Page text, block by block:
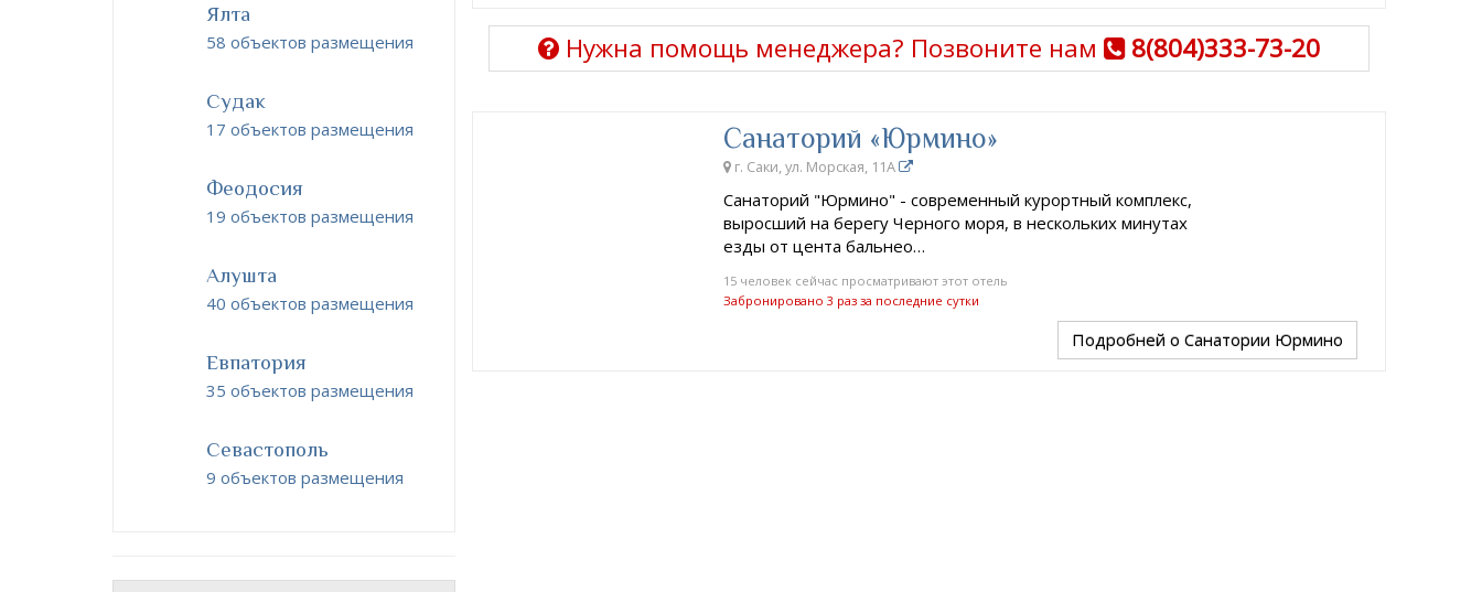
Нужна помощь менеджера? Позвоните нам 8(804)333-73-20
Санаторий «Юрмино»
г. Саки, ул. Морская, 11А
Санаторий "Юрмино" - современный курортный комплекс,
выросший на берегу Черного моря, в нескольких минутах
езды от цента бальнео…
15 человек сейчас просматривают этот отель
Забронировано 3 раз за последние сутки
Подробней о Санатории Юрмино
Ялта
58 объектов размещения
Судак
17 объектов размещения
Феодосия
19 объектов размещения
Алушта
40 объектов размещения
Евпатория
35 объектов размещения
Севастополь
9 объектов размещения